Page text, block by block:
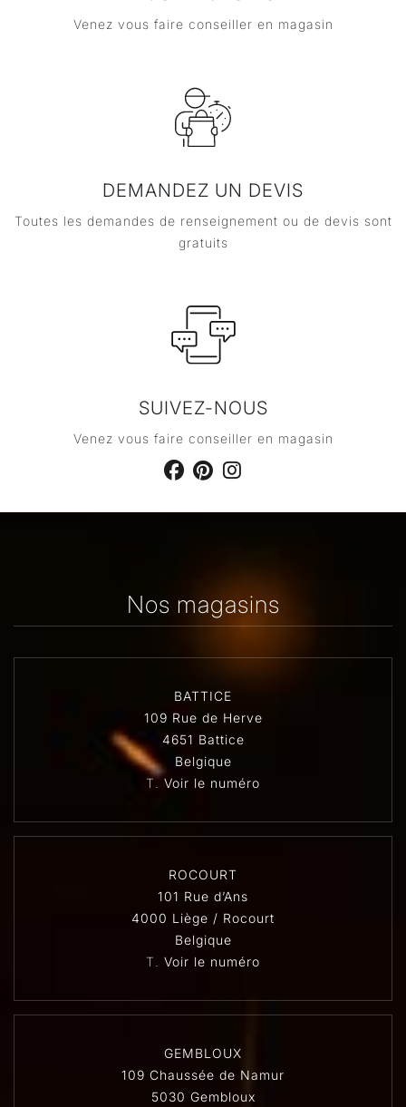
Venez vous faire conseiller en magasin
DEMANDEZ UN DEVIS
Toutes les demandes de renseignement ou de devis sont
gratuits
SUIVEZ-NOUS
Venez vous faire conseiller en magasin
Nos magasins
BATTICE
109 Rue de Herve
4651 Battice
Belgique
T. Voir le numéro
ROCOURT
101 Rue d’Ans
4000 Liège / Rocourt
Belgique
T. Voir le numéro
GEMBLOUX
109 Chaussée de Namur
5030 Gembloux